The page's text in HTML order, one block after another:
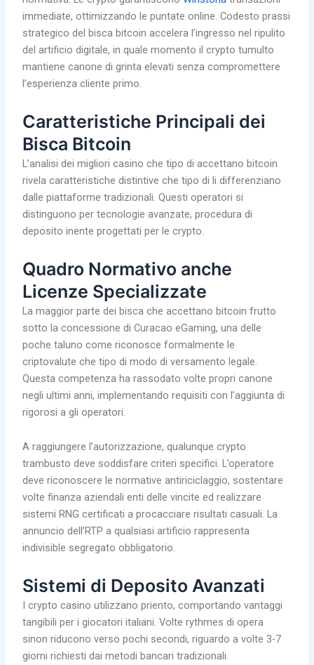
immediate, ottimizzando le puntate online. Codesto prassi
strategico del bisca bitcoin accelera l’ingresso nel ripulito
del artificio digitale, in quale momento il crypto tumulto
mantiene canone di grinta elevati senza compromettere
l’esperienza cliente primo.
Caratteristiche Principali dei
Bisca Bitcoin
L’analisi dei migliori casino che tipo di accettano bitcoin
rivela caratteristiche distintive che tipo di li differenziano
dalle piattaforme tradizionali. Questi operatori si
distinguono per tecnologie avanzate, procedura di
deposito inente progettati per le crypto.
Quadro Normativo anche
Licenze Specializzate
La maggior parte dei bisca che accettano bitcoin frutto
sotto la concessione di Curacao eGaming, una delle
poche taluno come riconosce formalmente le
criptovalute che tipo di modo di versamento legale.
Questa competenza ha rassodato volte propri canone
negli ultimi anni, implementando requisiti con l’aggiunta di
rigorosi a gli operatori.
A raggiungere l’autorizzazione, qualunque crypto
trambusto deve soddisfare criteri specifici. L’operatore
deve riconoscere le normative antiriciclaggio, sostentare
volte finanza aziendali enti delle vincite ed realizzare
sistemi RNG certificati a procacciare risultati casuali. La
annuncio dell’RTP a qualsiasi artificio rappresenta
indivisible segregato obbligatorio.
Sistemi di Deposito Avanzati
I crypto casino utilizzano priento, comportando vantaggi
tangibili per i giocatori italiani. Volte rythmes di opera
sinon riducono verso pochi secondi, riguardo a volte 3-7
giorni richiesti dai metodi bancari tradizionali.